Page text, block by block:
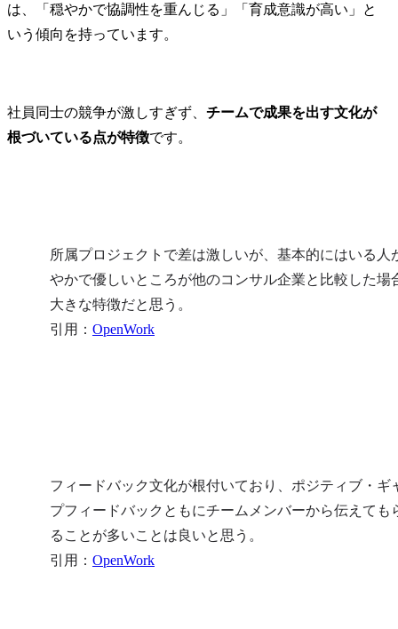
は、「穏やかで協調性を重んじる」「育成意識が高い」と
いう傾向を持っています。
社員同士の競争が激しすぎず、 チームで成果を出す文化が
根づいている点が特徴です。
所属プロジェクトで差は激しいが、基本的にはいる人
やかで優しいところが他のコンサル企業と比較した場
大きな特徴だと思う。
引用： OpenWork
フィードバック文化が根付いており、ポジティブ・ギ
プフィードバックともにチームメンバーから伝えても
ることが多いことは良いと思う。
引用： OpenWork